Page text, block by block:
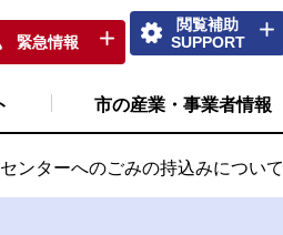
緊急情報
閲覧補助
SUPPORT
市の産業・事業者情報
ンターへのごみの持込みについて